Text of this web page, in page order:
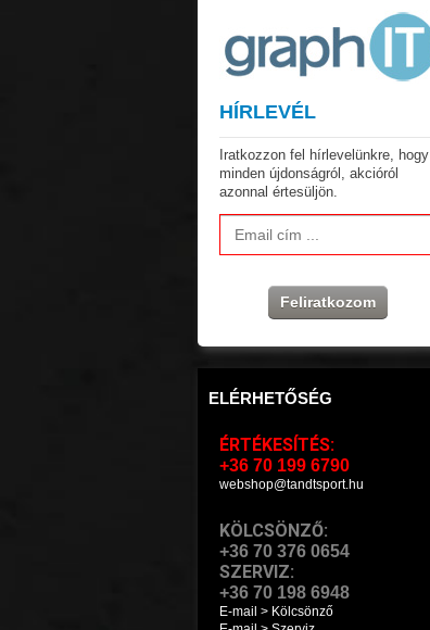
HÍRLEVÉL
Iratkozzon fel hírlevelünkre, hogy
minden újdonságról, akcióról
azonnal értesüljön.
Feliratkozom
ELÉRHETŐSÉG
ÉRTÉKESÍTÉS:
+36 70 199 6790
webshop@tandtsport.hu
KÖLCSÖNZŐ:
+36 70 376 0654
SZERVIZ:
+36 70 198 6948
E-mail > Kölcsönző